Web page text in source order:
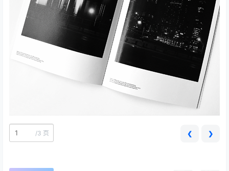
/3 页 ❮ ❯